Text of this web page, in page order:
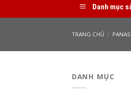
Danh mục
TRANG CHỦ /
DANH MỤC